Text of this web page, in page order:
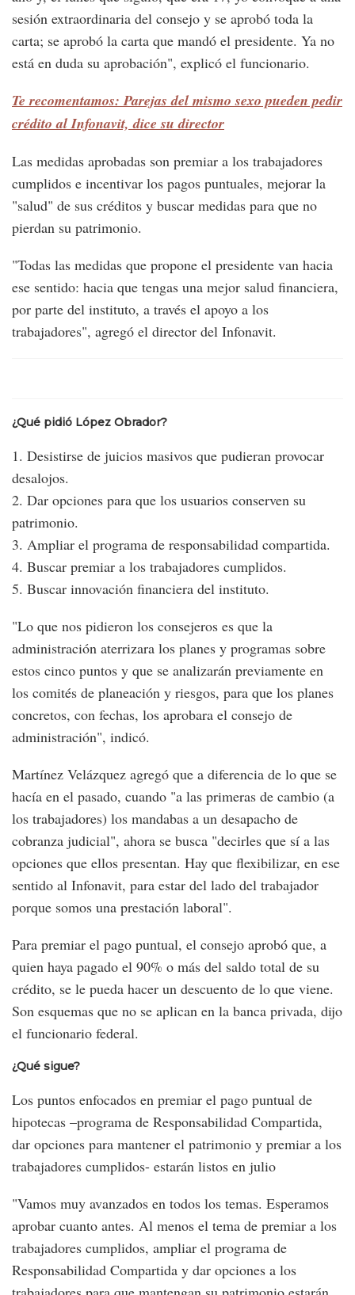
sesión extraordinaria del consejo y se aprobó toda la
carta; se aprobó la carta que mandó el presidente. Ya no
está en duda su aprobación", explicó el funcionario.
Te recomentamos: Parejas del mismo sexo pueden pedir
crédito al Infonavit, dice su director
Las medidas aprobadas son premiar a los trabajadores
cumplidos e incentivar los pagos puntuales, mejorar la
"salud" de sus créditos y buscar medidas para que no
pierdan su patrimonio.
"Todas las medidas que propone el presidente van hacia
ese sentido: hacia que tengas una mejor salud financiera,
por parte del instituto, a través el apoyo a los
trabajadores", agregó el director del Infonavit.
¿Qué pidió López Obrador?
1. Desistirse de juicios masivos que pudieran provocar
desalojos.
2. Dar opciones para que los usuarios conserven su
patrimonio.
3. Ampliar el programa de responsabilidad compartida.
4. Buscar premiar a los trabajadores cumplidos.
5. Buscar innovación financiera del instituto.
"Lo que nos pidieron los consejeros es que la
administración aterrizara los planes y programas sobre
estos cinco puntos y que se analizarán previamente en
los comités de planeación y riesgos, para que los planes
concretos, con fechas, los aprobara el consejo de
administración", indicó.
Martínez Velázquez agregó que a diferencia de lo que se
hacía en el pasado, cuando "a las primeras de cambio (a
los trabajadores) los mandabas a un desapacho de
cobranza judicial", ahora se busca "decirles que sí a las
opciones que ellos presentan. Hay que flexibilizar, en ese
sentido al Infonavit, para estar del lado del trabajador
porque somos una prestación laboral".
Para premiar el pago puntual, el consejo aprobó que, a
quien haya pagado el 90% o más del saldo total de su
crédito, se le pueda hacer un descuento de lo que viene.
Son esquemas que no se aplican en la banca privada, dijo
el funcionario federal.
¿Qué sigue?
Los puntos enfocados en premiar el pago puntual de
hipotecas –programa de Responsabilidad Compartida,
dar opciones para mantener el patrimonio y premiar a los
trabajadores cumplidos- estarán listos en julio
"Vamos muy avanzados en todos los temas. Esperamos
aprobar cuanto antes. Al menos el tema de premiar a los
trabajadores cumplidos, ampliar el programa de
Responsabilidad Compartida y dar opciones a los